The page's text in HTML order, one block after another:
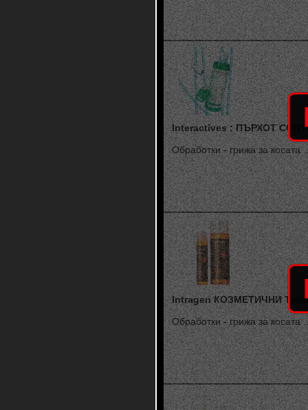
Interactives : ПЪРХОТ
Обработки - грижа за косата
Intragen КОЗМЕТИЧНИ
Обработки - грижа за косата